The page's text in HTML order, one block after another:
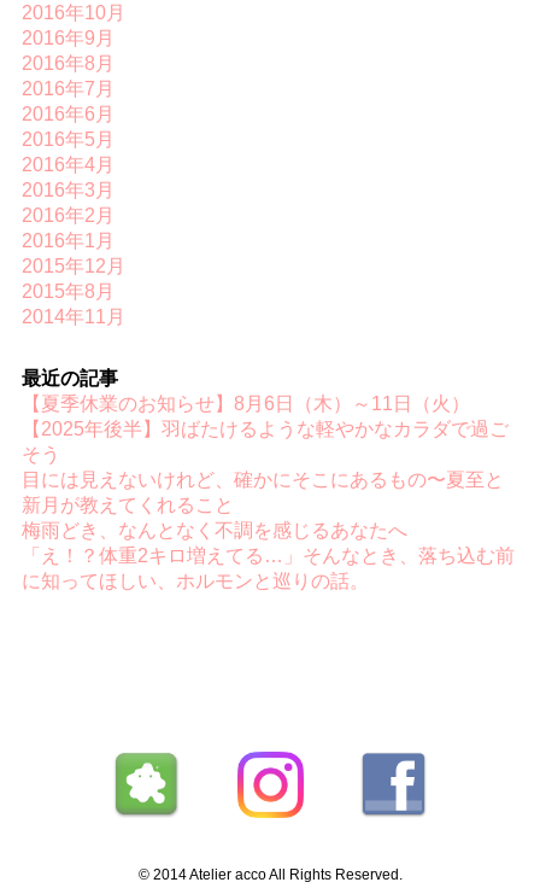
2016年10月
2016年9月
2016年8月
2016年7月
2016年6月
2016年5月
2016年4月
2016年3月
2016年2月
2016年1月
2015年12月
2015年8月
2014年11月
最近の記事
【夏季休業のお知らせ】8月6日（木）～11日（火）
【2025年後半】羽ばたけるような軽やかなカラダで過ご
そう
目には見えないけれど、確かにそこにあるもの〜夏至と
新月が教えてくれること
梅雨どき、なんとなく不調を感じるあなたへ
「え！？体重2キロ増えてる…」そんなとき、落ち込む前
に知ってほしい、ホルモンと巡りの話。
© 2014 Atelier acco All Rights Reserved.